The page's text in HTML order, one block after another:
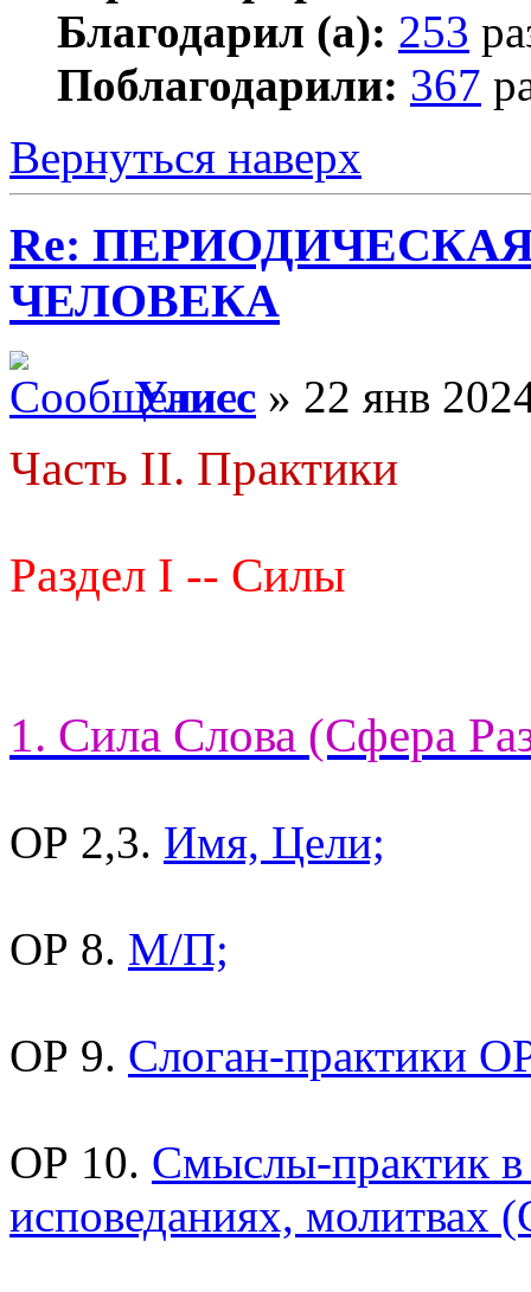
Благодарил (а): 253
Поблагодарили: 367
Вернуться наверх
Re:
ЧЕЛОВЕКА
Улисс » 22 янв
Часть II. Практики
Раздел I -- Силы
1. Сила Слова (Сфера
ОР 2,3. Имя, Цели;
ОР 8. М/П;
ОР 9. Слоган-практики
ОР 10. Смыслы-практик в
исповеданиях,